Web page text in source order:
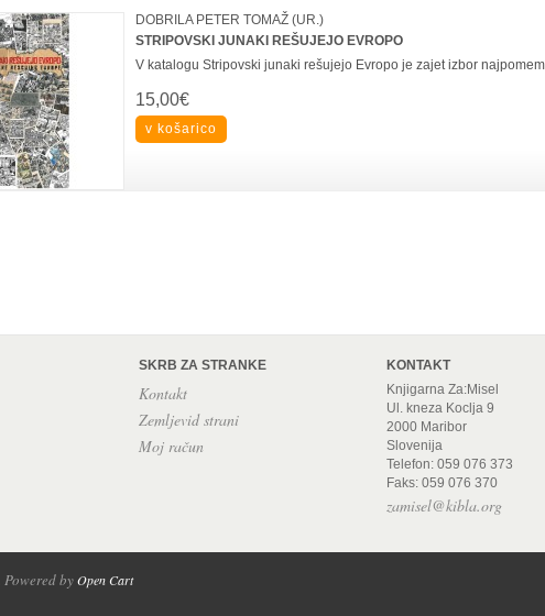
DOBRILA PETER TOMAŽ (UR.)
STRIPOVSKI JUNAKI REŠUJEJO EVROPO
V katalogu Stripovski junaki rešujejo Evropo je zajet izbor
15,00€
SKRB ZA STRANKE
Kontakt
Zemljevid strani
Moj račun
KONTAKT
Knjigarna Za:Misel
Ul. kneza Koclja 9
2000 Maribor
Slovenija
Telefon: 059 076 373
Faks: 059 076 370
zamisel@kibla.org
byOpen Cart